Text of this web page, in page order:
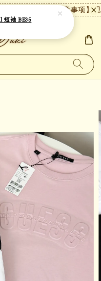
动取消。 【注意事项】
短袖 BE35